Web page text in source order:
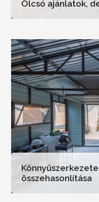
Olcsó ajánlatok,
összehasonlítása